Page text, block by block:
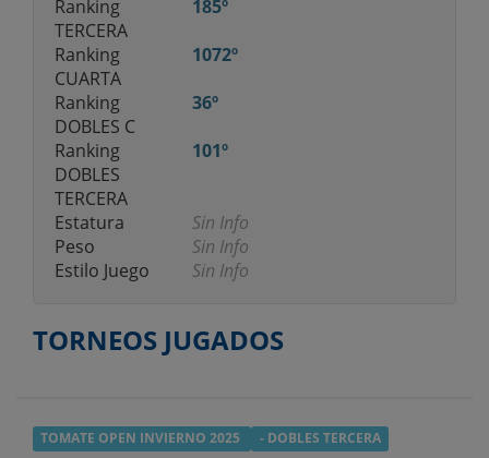
Ranking
TERCERA
185º
Ranking
CUARTA
1072º
Ranking
DOBLES C
36º
Ranking
DOBLES
TERCERA
101º
Estatura
Sin Info
Peso
Sin Info
Estilo Juego
Sin Info
TORNEOS JUGADOS
TOMATE OPEN INVIERNO 2025 - DOBLES TERCERA